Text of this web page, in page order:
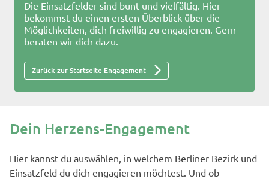
Die Einsatzfelder sind bunt und vielfältig. Hier
bekommst du einen ersten Überblick über die
Möglichkeiten, dich freiwillig zu engagieren. Gern
beraten wir dich dazu.
Zurück zur Startseite Engagement
Dein Herzens-Engagement
Hier kannst du auswählen, in welchem Berliner Bezirk und
Einsatzfeld du dich engagieren möchtest. Und ob